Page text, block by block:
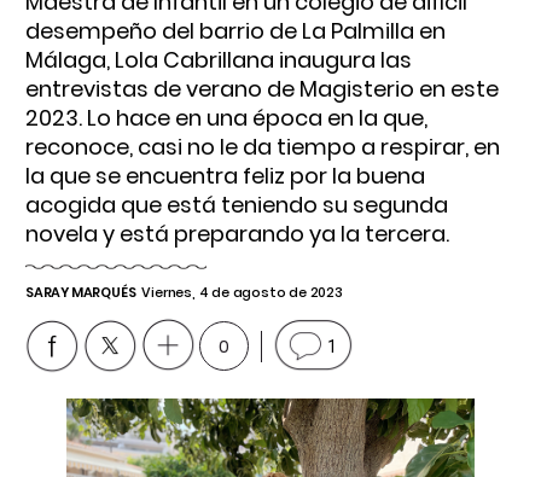
desempeño del barrio de La Palmilla en
Málaga, Lola Cabrillana inaugura las
entrevistas de verano de Magisterio en este
2023. Lo hace en una época en la que,
reconoce, casi no le da tiempo a respirar, en
la que se encuentra feliz por la buena
acogida que está teniendo su segunda
novela y está preparando ya la tercera.
SARAY MARQUÉS Viernes, 4 de agosto de 2023
0 1